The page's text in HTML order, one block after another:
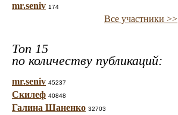
mr.seniv 174
Все участники >>
Топ 15
по количеству публикаций:
mr.seniv 45237
Скилеф 40848
Галина Шаненко 32703